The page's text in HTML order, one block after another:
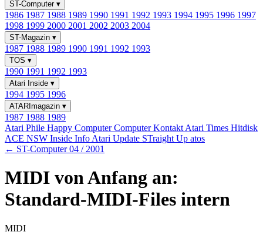
ST-Computer ▾
1986 1987 1988 1989 1990 1991 1992 1993 1994 1995 1996 1997
1998 1999 2000 2001 2002 2003 2004
ST-Magazin ▾
1987 1988 1989 1990 1991 1992 1993
TOS ▾
1990 1991 1992 1993
Atari Inside ▾
1994 1995 1996
ATARImagazin ▾
1987 1988 1989
Atari Phile Happy ComputerComputer Kontakt Atari Times Hitdisk
ACE NSW Inside Info Atari Update STraight Up atos
← ST-Computer 04 / 2001
MIDI von Anfang an:
Standard-MIDI-Files intern
MIDI